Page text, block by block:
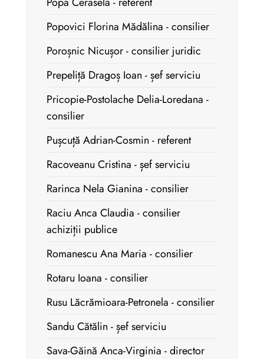
Popovici Florina Mădălina - consilier
Poroșnic Nicușor - consilier juridic
Prepeliță Dragoș Ioan - șef serviciu
Pricopie-Postolache Delia-Loredana -
consilier
Pușcuță Adrian-Cosmin - referent
Racoveanu Cristina - șef serviciu
Rarinca Nela Gianina - consilier
Raciu Anca Claudia - consilier
achiziții publice
Romanescu Ana Maria - consilier
Rotaru Ioana - consilier
Rusu Lăcrămioara-Petronela - consilier
Sandu Cătălin - șef serviciu
Sava-Găină Anca-Virginia - director